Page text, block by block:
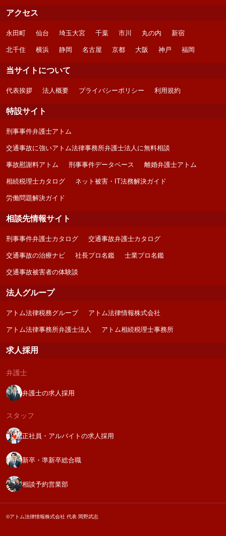
アクセス
永田町 仙台 埼玉大宮 千葉 市川 丸の内 新宿
北千住 横浜 静岡 名古屋 京都 大阪 神戸 福岡
当サイトについて
代表挨拶 法人概要 プライバシーポリシー 利用規約
特設サイト
刑事事件弁護士アトム
交通事故に強いアトム法律事務所弁護士法人に無料相談
事故慰謝料アトム 刑事事件データベース 離婚弁護士アトム
相続税理士カタログ ネット被害・IT法務解決ガイド
労働問題解決ガイド
相談先情報サイト
刑事事件弁護士カタログ 交通事故弁護士カタログ
交通事故の治療ナビ 社長プロ名鑑 士業プロ名鑑
交通事故被害者の体験談
法人グループ
アトム法律税務グループ アトム法律情報株式会社
アトム法律事務所弁護士法人 アトム相続税理士事務所
求人採用
弁護士
弁護士の求人採用
スタッフ
正社員・アルバイトの求人採用
新卒・準新卒総合職
相談予約営業部
©アトム法律情報株式会社 代表 岡野武志